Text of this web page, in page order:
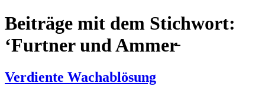
Beiträge mit dem Stichwort:
‘Furtner und Ammer̵
Verdiente Wachablösung